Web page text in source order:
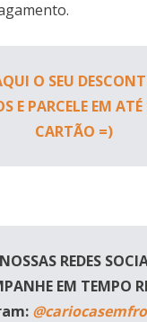
O SEU
E PARCELE EM
CARTÃO =)
REDES
EM TEMPO